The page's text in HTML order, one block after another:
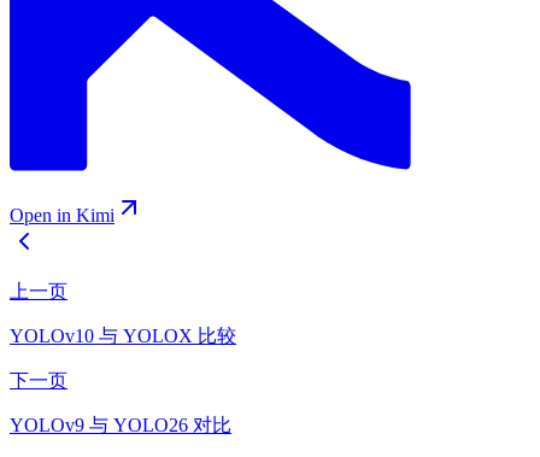
Open in Kimi
上一页
YOLOv10 与 YOLOX 比较
下一页
YOLOv9 与 YOLO26 对比